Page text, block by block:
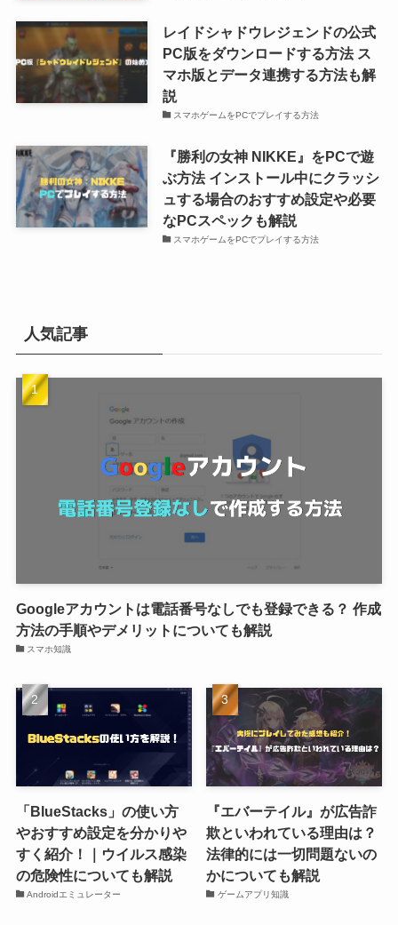
レイドシャドウレジェンドの公式
PC版をダウンロードする方法 ス
マホ版とデータ連携する方法も解
説
スマホゲームをPCでプレイする方法
『勝利の女神 NIKKE』をPCで遊
ぶ方法 インストール中にクラッシ
ュする場合のおすすめ設定や必要
なPCスペックも解説
スマホゲームをPCでプレイする方法
人気記事
Googleアカウントは電話番号なしでも登録できる？ 作成
方法の手順やデメリットについても解説
スマホ知識
「BlueStacks」の使い方
やおすすめ設定を分かりや
すく紹介！｜ウイルス感染
の危険性についても解説
Androidエミュレーター
『エバーテイル』が広告詐
欺といわれている理由は？
法律的には一切問題ないの
かについても解説
ゲームアプリ知識